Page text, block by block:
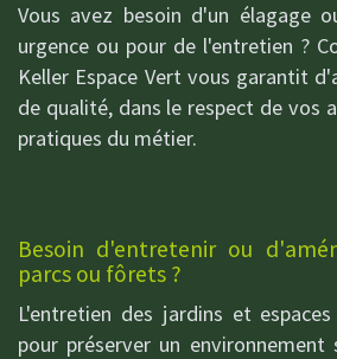
Vous avez besoin d'un élagage
urgence ou pour de l'entretien ?
Keller Espace Vert vous garantit
de qualité, dans le respect de vos
pratiques du métier.
Besoin d'entretenir ou
parcs ou fôrets ?
L'entretien des jardins et
pour préserver un environnement